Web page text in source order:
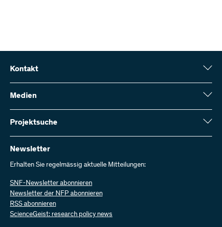
Kontakt
Schweizerischer Nationalfonds (SNF)
Wildhainweg 3
Kontakt aufnehmen
Rechnung senden
Bei uns arbeiten
Offene Stellen
Medien
Medienauskünfte
Jahresbericht
Projektsuche
Hier finden Sie umfangreiche Informationen zu den vom SNF
bewilligten Forschungsprojekten und Förderbeiträgen:
Projektsuche
Newsletter
Erhalten Sie regelmässig aktuelle Mitteilungen:
SNF-Newsletter abonnieren
Newsletter der NFP abonnieren
RSS abonnieren
ScienceGeist: research policy news